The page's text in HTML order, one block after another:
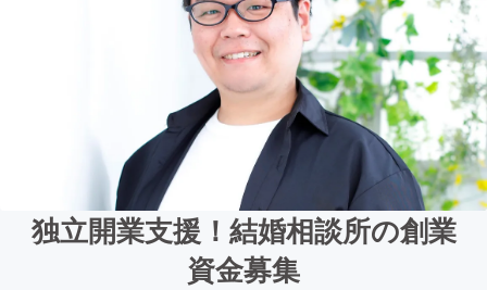
独立開業支援！結婚相談所の創業
資金募集